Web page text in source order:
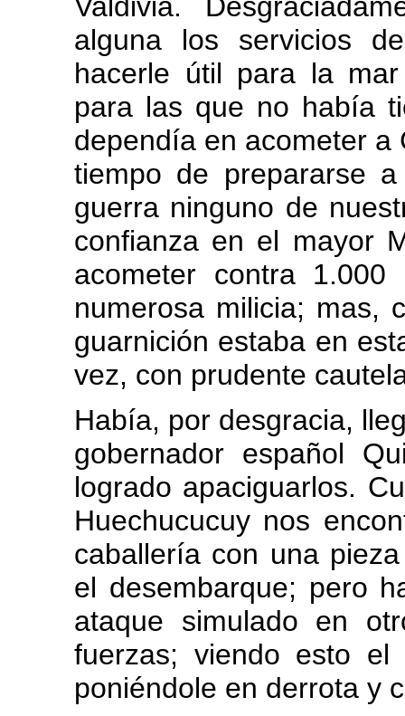
alguna los servicios
hacerle útil para la
para las que no había
dependía en acometer a
tiempo de prepararse
guerra ninguno de
confianza en el mayor
acometer contra
numerosa milicia; mas,
guarnición estaba en
vez, con prudente
Había, por desgracia,
gobernador español
logrado apaciguarlos.
Huechucucuy nos
caballería con una
el desembarque; pero
ataque simulado en
fuerzas; viendo esto
poniéndole en derrota y